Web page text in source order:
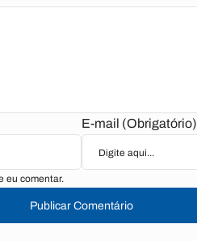
E-mail (Obrigatório)
eu comentar.
Publicar Comentário